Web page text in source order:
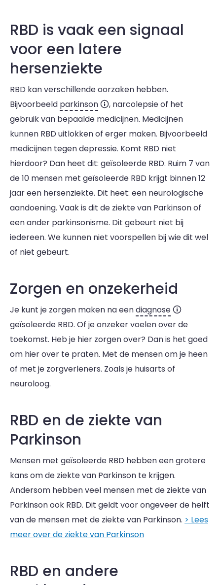
RBD is vaak een signaal
voor een latere
hersenziekte
RBD kan verschillende oorzaken hebben.
Bijvoorbeeld parkinson
, narcolepsie of het
gebruik van bepaalde medicijnen. Medicijnen
kunnen RBD uitlokken of erger maken. Bijvoorbeeld
medicijnen tegen depressie. Komt RBD niet
hierdoor? Dan heet dit: geïsoleerde RBD. Ruim 7 van
de 10 mensen met geïsoleerde RBD krijgt binnen 12
jaar een hersenziekte. Dit heet: een neurologische
aandoening. Vaak is dit de ziekte van Parkinson of
een ander parkinsonisme. Dit gebeurt niet bij
iedereen. We kunnen niet voorspellen bij wie dit wel
of niet gebeurt.
Zorgen en onzekerheid
Je kunt je zorgen maken na eendiagnose
geïsoleerde RBD. Of je onzeker voelen over de
toekomst. Heb je hier zorgen over? Dan is het goed
om hier over te praten. Met de mensen om je heen
of met je zorgverleners. Zoals je huisarts of
neuroloog.
RBD en de ziekte van
Parkinson
Mensen met geïsoleerde RBD hebben een grotere
kans om de ziekte van Parkinson te krijgen.
Andersom hebben veel mensen met de ziekte van
Parkinson ook RBD. Dit geldt voor ongeveer de helft
van de mensen met de ziekte van Parkinson. > Lees
meer over de ziekte van Parkinson
RBD en andere